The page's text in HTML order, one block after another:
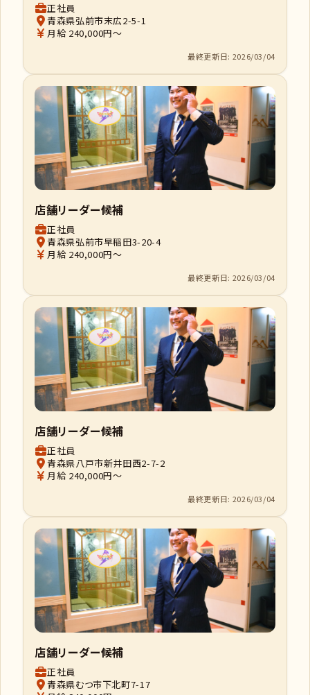
正社員
青森県弘前市末広2-5-1
月給 240,000円～
最終更新日: 2026/03/04
店舗リーダー候補
正社員
青森県弘前市早稲田3-20-4
月給 240,000円～
最終更新日: 2026/03/04
店舗リーダー候補
正社員
青森県八戸市新井田西2-7-2
月給 240,000円～
最終更新日: 2026/03/04
店舗リーダー候補
正社員
青森県むつ市下北町7-17